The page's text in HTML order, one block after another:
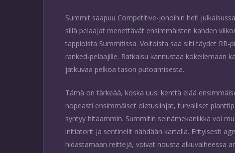
Summit saapuu Competitive-jonoihin heti
sillä pelaajat menettävät ensimmäisten kahden
tappioista Summitissa. Voitoista saa silti täydet
ranked-pelaajille. Ratkaisu kannustaa kokeilemaan
jatkuvaa pelkoa tason putoamisesta.
Tämä on tärkeää, koska uusi kenttä elää
nopeasti ensimmäiset oletuslinjat, turvalliset
syntyy hitaammin. Summitin seinämekaniikka voi
initiatorit ja sentinelit nähdään kartalla. Erityisesti
hidastamaan reittejä, voivat nousta alkuvaiheessa